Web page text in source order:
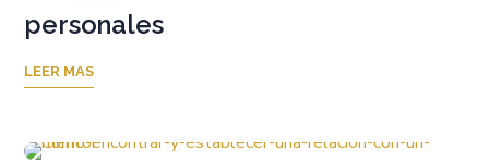
personales
LEER MAS